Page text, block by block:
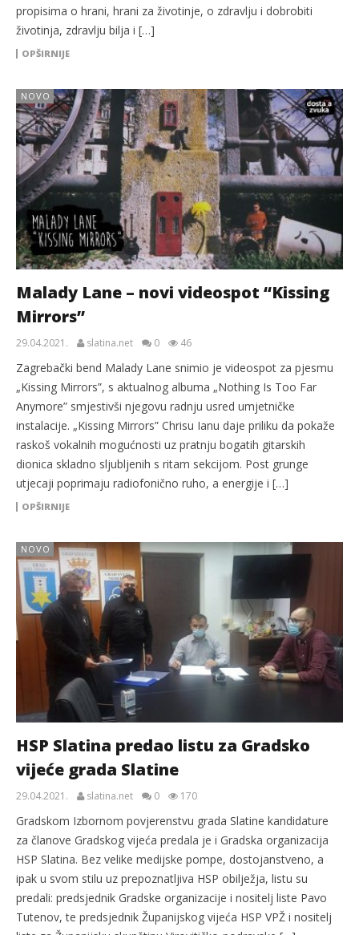
propisima o hrani, hrani za životinje, o zdravlju i dobrobiti
životinja, zdravlju bilja i […]
OPŠIRNIJE
NOVO
Malady Lane – novi videospot “Kissing
Mirrors”
29.04.2021. slatina.net 0 46
Zagrebački bend Malady Lane snimio je videospot za pjesmu
„Kissing Mirrors”, s aktualnog albuma „Nothing Is Too Far
Anymore” smjestivši njegovu radnju usred umjetničke
instalacije. „Kissing Mirrors” Chrisu Ianu daje priliku da pokaže
raskoš vokalnih mogućnosti uz pratnju bogatih gitarskih
dionica skladno sljubljenih s ritam sekcijom. Post grunge
utjecaji poprimaju radiofonično ruho, a energije i […]
OPŠIRNIJE
NOVO
HSP Slatina predao listu za Gradsko
vijeće grada Slatine
29.04.2021. slatina.net 0 170
Gradskom Izbornom povjerenstvu grada Slatine kandidature
za članove Gradskog vijeća predala je i Gradska organizacija
HSP Slatina. Bez velike medijske pompe, dostojanstveno, a
ipak u svom stilu uz prepoznatljiva HSP obilježja, listu su
predali: predsjednik Gradske organizacije i nositelj liste Pavo
Tutenov, te predsjednik Županijskog vijeća HSP VPŽ i nositelj